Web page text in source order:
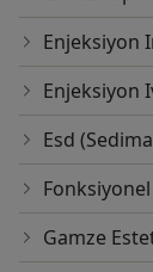
Enjeksiyon
Enjeksiyon
Esd
Gamze